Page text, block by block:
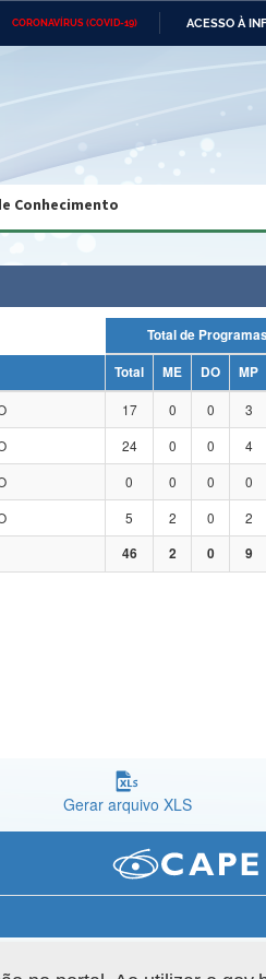
CORONAVÍRUS (COVID-19) ACESSO À
Ministério das Relações
da União Banco Central do Brasil
Conhecimento
Total ME DO MP
17 0 0 3
24 0 0 4
0 0 0 0
5 2 0 2
46 2 0 9
Gerar arquivo XLS